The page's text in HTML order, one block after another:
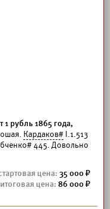
рубль 1865 года,
Кардаков# I.1.513
445. Довольно
35 000
86 000